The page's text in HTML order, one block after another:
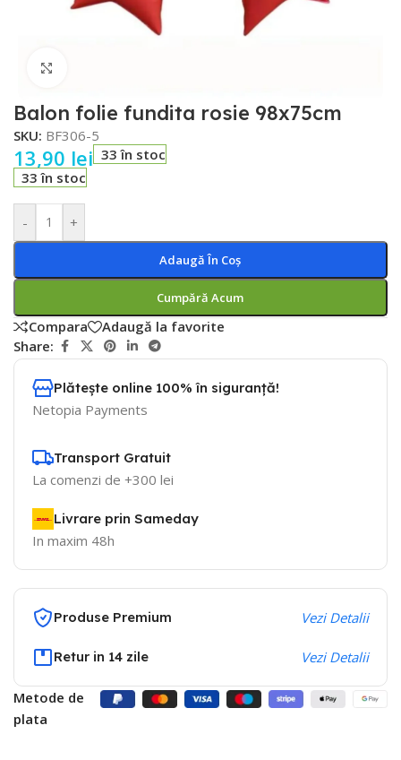
Balon folie fundita rosie 98x75cm
SKU: BF306-5
13,90 lei 33 în stoc
33 în stoc
- +
Adaugă În Coș
Cumpără Acum
Compara
Adaugă la favorite
Share:
Plătește online 100% în siguranță!
Netopia Payments
Transport Gratuit
La comenzi de +300 lei
Livrare prin Sameday
In maxim 48h
Produse Premium Vezi Detalii
Retur in 14 zile Vezi Detalii
Metode de
plata